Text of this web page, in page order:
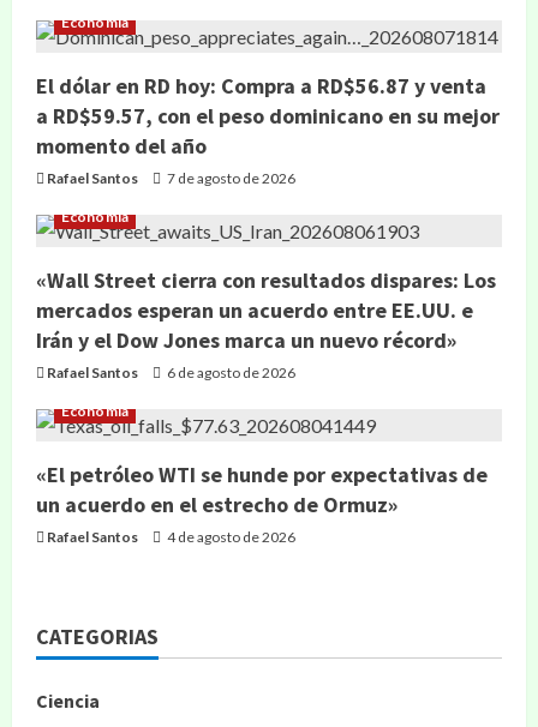
Economía
El dólar en RD hoy: Compra a RD$56.87 y venta
a RD$59.57, con el peso dominicano en su mejor
momento del año
Rafael Santos 7 de agosto de 2026
Economía
«Wall Street cierra con resultados dispares: Los
mercados esperan un acuerdo entre EE.UU. e
Irán y el Dow Jones marca un nuevo récord»
Rafael Santos 6 de agosto de 2026
Economía
«El petróleo WTI se hunde por expectativas de
un acuerdo en el estrecho de Ormuz»
Rafael Santos 4 de agosto de 2026
CATEGORIAS
Ciencia